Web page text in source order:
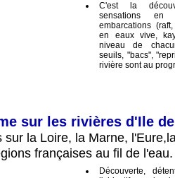
C'est la
sensations en
embarcations
en eaux vive,
niveau de
seuils, "bacs",
rivière sont au
sur les rivières d'Ile
sur la Loire, la Marne,
françaises au fil de l'eau.
Découverte,